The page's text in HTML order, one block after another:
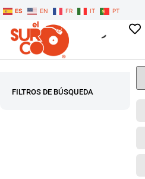
ES EN FR IT PT
FILTROS DE BÚSQUEDA